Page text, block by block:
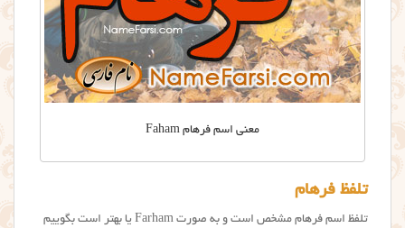
معنی اسم فرهام Faham
تلفظ فرهام
تلفظ اسم فرهام مشخص است و به صورت Farham یا بهتر است بگوییم